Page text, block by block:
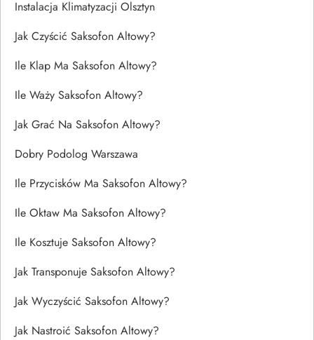
Instalacja Klimatyzacji Olsztyn
Jak Czyścić Saksofon Altowy?
Ile Klap Ma Saksofon Altowy?
Ile Waży Saksofon Altowy?
Jak Grać Na Saksofon Altowy?
Dobry Podolog Warszawa
Ile Przycisków Ma Saksofon Altowy?
Ile Oktaw Ma Saksofon Altowy?
Ile Kosztuje Saksofon Altowy?
Jak Transponuje Saksofon Altowy?
Jak Wyczyścić Saksofon Altowy?
Jak Nastroić Saksofon Altowy?